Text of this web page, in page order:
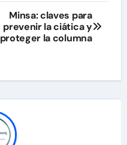
Minsa: claves para
prevenir la ciática y
proteger la columna